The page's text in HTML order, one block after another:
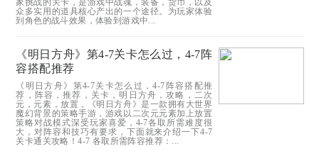
众多实用的道具核心产出的一个途径。为玩家体验
到角色的战斗效果，体验到游戏中...
《明日方舟》第4-7关卡怎么过，4-7阵
容搭配推荐
《明日方舟》第4-7关卡怎么过，4-7阵容搭配推
荐，阵容，推荐，关卡，明日方舟，攻略，二次
元，元素，放置，《明日方舟》是一款拥有大世界
魔幻背景的策略手游，游戏以二次元元素加上放置
策略对战模式深受玩家喜爱，4-7各取所需难度很
大，对阵容和技巧有要求，下面就来介绍一下4-7
关卡通关攻略！4-7 各取所需阵容推荐：...